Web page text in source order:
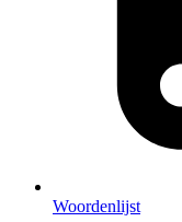
Woordenlijst